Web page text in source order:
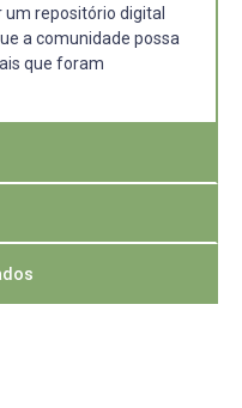
repositório digital
a comunidade possa
que foram
é fruto da
que participam do
de docentes que
para estudos e
dos encontros,